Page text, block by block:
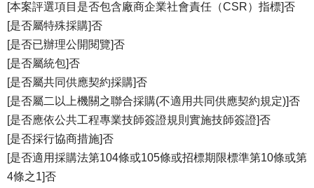
[本案評選項目是否包含廠商企業社會責任（CSR）指標]否
[是否屬特殊採購]否
[是否已辦理公開閱覽]否
[是否屬統包]否
[是否屬共同供應契約採購]否
[是否屬二以上機關之聯合採購(不適用共同供應契約規定)]否
[是否應依公共工程專業技師簽證規則實施技師簽證]否
[是否採行協商措施]否
[是否適用採購法第104條或105條或招標期限標準第10條或第
4條之1]否